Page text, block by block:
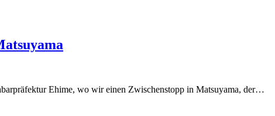
Ehime, wo wir einen Zwischenstopp in Matsuyama, der…